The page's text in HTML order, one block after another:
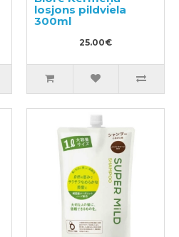
losjons pildviela
300ml
25.00€